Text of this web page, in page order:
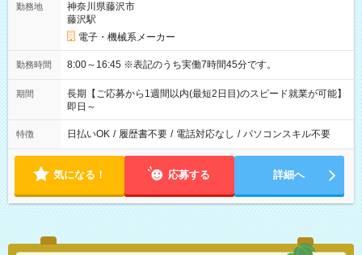
勤務地
神奈川県藤沢市
藤沢駅
電子・機械系メーカー
勤務時間 8:00～16:45 ※表記のうち実働7時間45分です。
期間
長期【ご応募から1週間以内(最短2日目)のスピード就業が可能】
即日～
特徴 日払いOK / 履歴書不要 / 電話対応なし / パソコンスキル不要
気になる！ 応募する 詳細へ